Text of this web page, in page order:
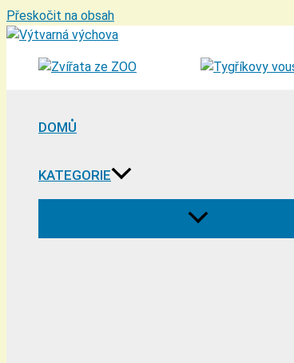
Přeskočit na obsah
DOMŮ
KATEGORIE